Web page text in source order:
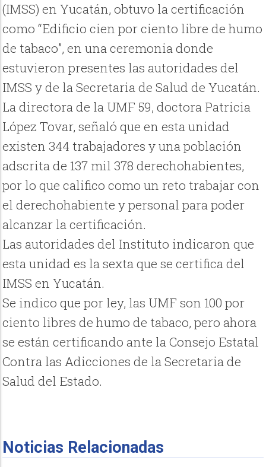
(IMSS) en Yucatán, obtuvo la certificación
como “Edificio cien por ciento libre de humo
de tabaco”, en una ceremonia donde
estuvieron presentes las autoridades del
IMSS y de la Secretaria de Salud de Yucatán.
La directora de la UMF 59, doctora Patricia
López Tovar, señaló que en esta unidad
existen 344 trabajadores y una población
adscrita de 137 mil 378 derechohabientes,
por lo que califico como un reto trabajar con
el derechohabiente y personal para poder
alcanzar la certificación.
Las autoridades del Instituto indicaron que
esta unidad es la sexta que se certifica del
IMSS en Yucatán.
Se indico que por ley, las UMF son 100 por
ciento libres de humo de tabaco, pero ahora
se están certificando ante la Consejo Estatal
Contra las Adicciones de la Secretaria de
Salud del Estado.
Noticias Relacionadas